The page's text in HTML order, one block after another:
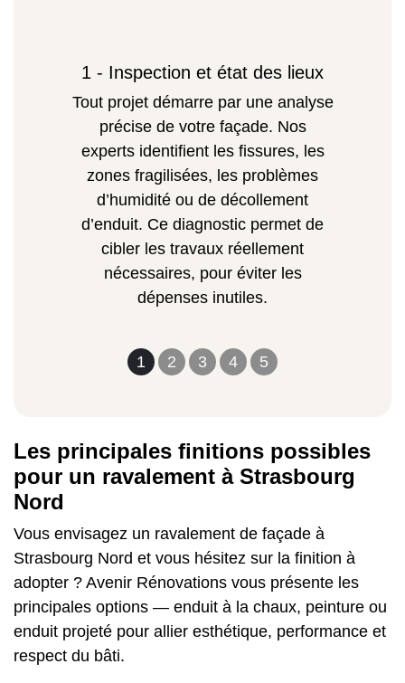
1 2 3 4 5
1 - Inspection et état des lieux
Tout projet démarre par une analyse
précise de votre façade. Nos
experts identifient les fissures, les
zones fragilisées, les problèmes
d’humidité ou de décollement
d’enduit. Ce diagnostic permet de
cibler les travaux réellement
nécessaires, pour éviter les
dépenses inutiles.
Les principales finitions possibles
pour un ravalement à Strasbourg
Nord
Vous envisagez un ravalement de façade à
Strasbourg Nord et vous hésitez sur la finition à
adopter ? Avenir Rénovations vous présente les
principales options — enduit à la chaux, peinture ou
enduit projeté pour allier esthétique, performance et
respect du bâti.